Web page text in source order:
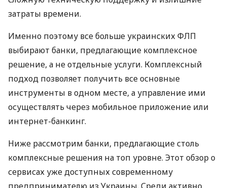
затраты времени.
Именно поэтому все больше украинских ФЛП
выбирают банки, предлагающие комплексное
решение, а не отдельные услуги. Комплексный
подход позволяет получить все основные
инструменты в одном месте, а управление ими
осуществлять через мобильное приложение или
интернет-банкинг.
Ниже рассмотрим банки, предлагающие столь
комплексные решения на топ уровне. Этот обзор о
сервисах уже доступных современному